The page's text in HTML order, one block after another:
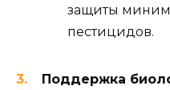
защиты
пестицидов.
Поддержка